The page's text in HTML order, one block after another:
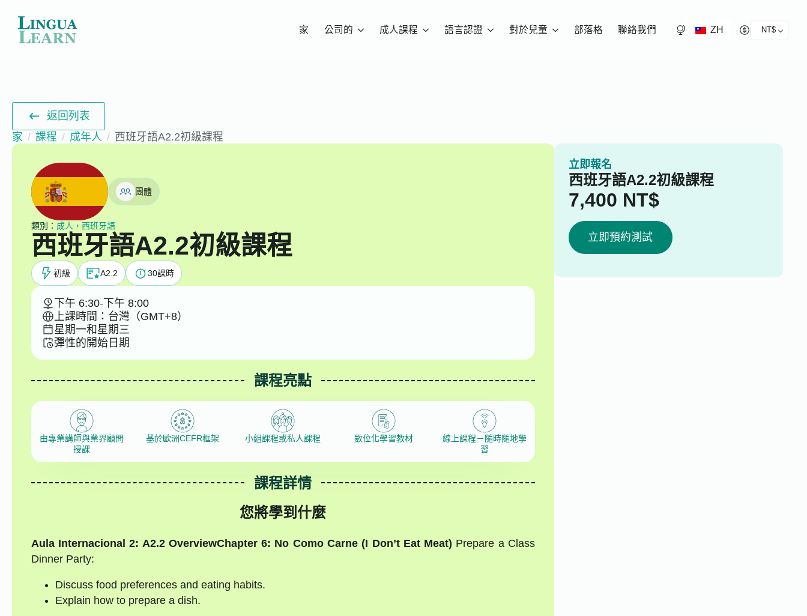
家 公司的 成人課程 語言認證 對於兒童 部落格 聯絡我們 ZH NT$
返回列表
家
課程 成年人 西班牙語A2.2初級課程
團體
類別： 成人，西班牙語
西班牙語A2.2初級課程
初級 A2.2 30課時
下午 6:30-下午 8:00
上課時間：台灣（GMT+8）
星期一和星期三
彈性的開始日期
課程亮點
由專業講師與業界顧問
授課
基於歐洲CEFR框架 小組課程或私人課程 數位化學習教材
線上課程－隨時隨地學
習
課程詳情
您將學到什麼
Aula Internacional 2: A2.2 OverviewChapter 6: No Como Carne (I Don’t Eat Meat) Prepare a Class
Dinner Party:
Discuss food preferences and eating habits.
Explain how to prepare a dish.
立即報名
西班牙語A2.2初級課程
7,400 NT$
立即預約測試